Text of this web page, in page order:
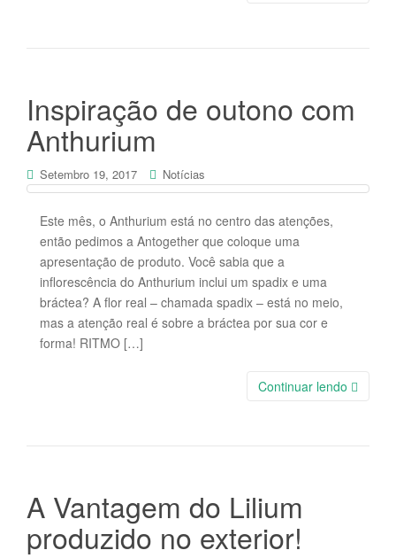
Inspiração de outono com
Anthurium
Setembro 19, 2017 Notícias
Este mês, o Anthurium está no centro das atenções,
então pedimos a Antogether que coloque uma
apresentação de produto. Você sabia que a
inflorescência do Anthurium inclui um spadix e uma
bráctea? A flor real – chamada spadix – está no meio,
mas a atenção real é sobre a bráctea por sua cor e
forma! RITMO […]
Continuar lendo
A Vantagem do Lilium
produzido no exterior!